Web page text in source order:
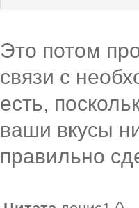
Это потом
связи с
есть,
ваши вкусы
правильно